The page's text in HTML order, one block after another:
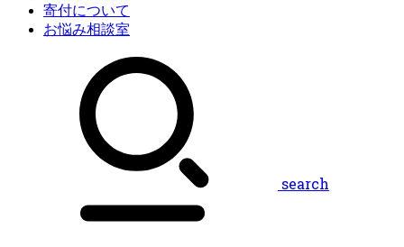
寄付について
お悩み相談室
search